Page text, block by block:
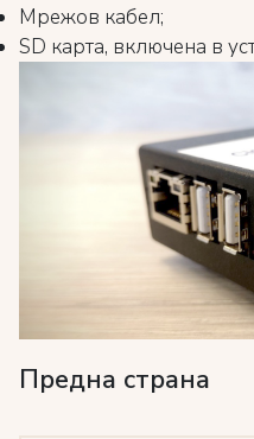
Мрежов кабел;
SD карта, включена в
Предна страна